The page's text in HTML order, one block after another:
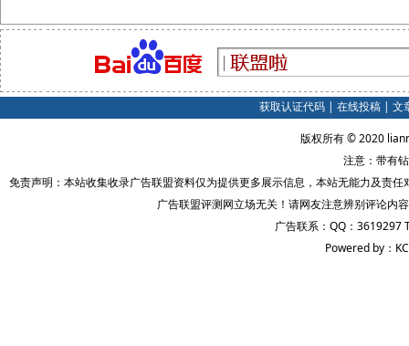
获取认证代码| 在线投稿| 文
版权所有 © 2020
注意：带有
免责声明：本站收集收录广告联盟资料仅为提供更多展示信息，本站无能力及责
广告联盟评测网立场无关！请网友注意辨别评论内
广告联系：QQ：3619297
Powered by：